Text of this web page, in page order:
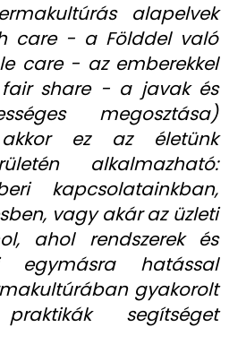
alapelvek
care - a Földdel való
care - az emberekkel
fair share - a javak és
megosztása)
akkor ez az életünk
alkalmazható:
kapcsolatainkban,
vagy akár az üzleti
ahol rendszerek és
egymásra hatással
gyakorolt
segítséget